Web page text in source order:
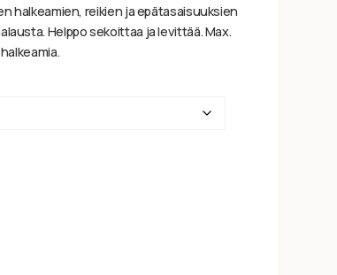
halkeamien, reikien ja epätasaisuuksien
Helppo sekoittaa ja levittää. Max.